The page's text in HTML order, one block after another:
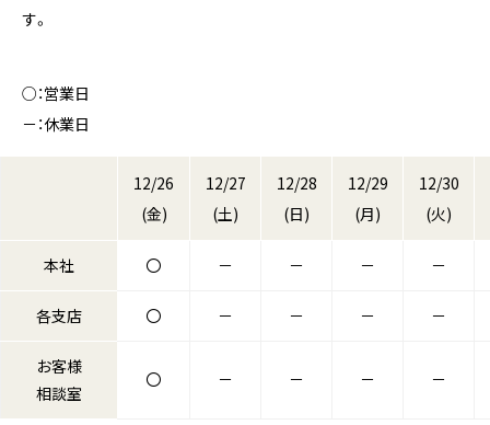
す。
○：営業日
－：休業日
12/26
(金)
12/27
(土)
12/28
(日)
12/29
(月)
12/30
(火)
本社 〇 － － － －
各支店 〇 － － － －
お客様
相談室
〇 － － － －